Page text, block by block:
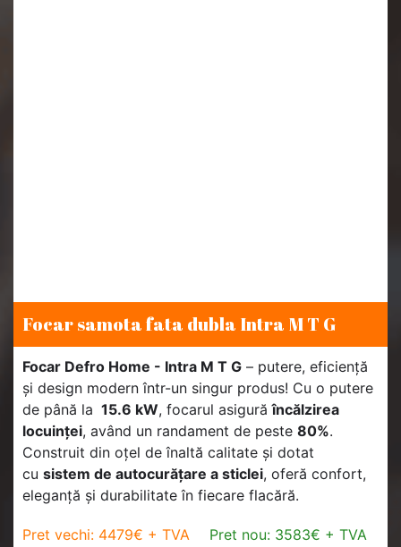
Focar samota fata dubla Intra M T G
Focar Defro Home - Intra M T G – putere, eficiență
și design modern într-un singur produs! Cu o putere
de până la 15.6 kW, focarul asigurăîncălzirea
locuinței, având un randament de peste 80%.
Construit din oțel de înaltă calitate și dotat
cu sistem de autocurățare a sticlei, oferă confort,
eleganță și durabilitate în fiecare flacără.
Pret vechi: 4479€ + TVA Pret nou: 3583€ + TVA